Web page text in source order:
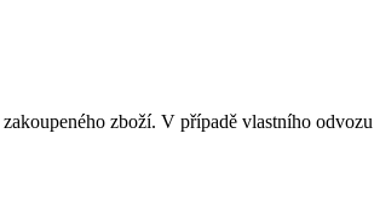
zakoupeného zboží. V případě vlastního